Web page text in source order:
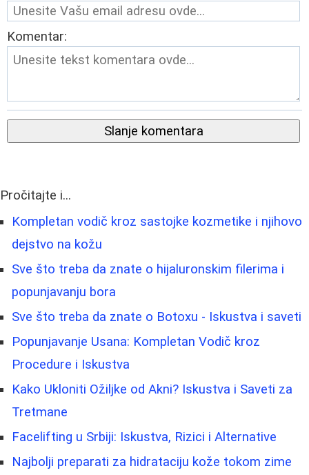
Komentar:
Slanje komentara
Pročitajte i...
Kompletan vodič kroz sastojke kozmetike i njihovo
dejstvo na kožu
Sve što treba da znate o hijaluronskim filerima i
popunjavanju bora
Sve što treba da znate o Botoxu - Iskustva i saveti
Popunjavanje Usana: Kompletan Vodič kroz
Procedure i Iskustva
Kako Ukloniti Ožiljke od Akni? Iskustva i Saveti za
Tretmane
Facelifting u Srbiji: Iskustva, Rizici i Alternative
Najbolji preparati za hidrataciju kože tokom zime